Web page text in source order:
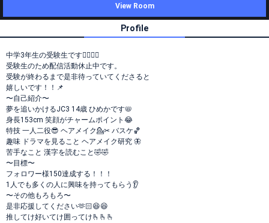
View Room
Profile
中学3年生の受験生です😮‍💨😮‍💨
受験生のため配信活動休止中です。
受験が終わるまで是非待っていてくださると
嬉しいです！！📌
〜自己紹介〜
夢を追いかけるJC3 14歳 ひめかです📛
身長153cm 笑顔がチャームポイント😂
特技 一人二役😎 ヘアメイク💁✂ バスケ🏀
趣味 ドラマを見ること ヘアメイク研究 🦋
苦手なこと 漢字を読むこと🤣🤣
〜目標〜
フォロワー様150達成する！！！
1人でも多くの人に興味を持ってもらう👂
〜その他もろもろ〜
是非応援してください🫶🏻😆😆
推してけ好いてけ囲ってけ🫰🫰🫰